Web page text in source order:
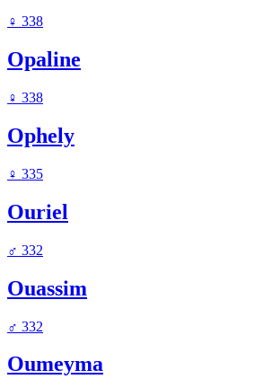
♀ 338
Opaline
♀ 338
Ophely
♀ 335
Ouriel
♂ 332
Ouassim
♂ 332
Oumeyma